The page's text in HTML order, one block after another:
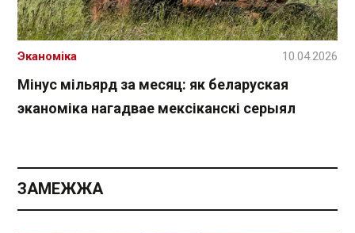
Мінус мільярд за месяц: як беларуская
эканоміка нагадвае мексіканскі серыял
Эканоміка 10.04.2026
ЗАМЕЖЖА